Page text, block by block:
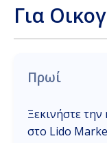
Για
Πρωί
Ξεκινήστε
στο Lido